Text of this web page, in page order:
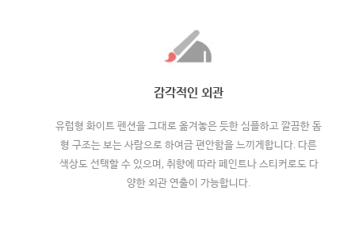
감각적인 외관
유럽형 화이트 펜션을 그대로 옮겨놓은 듯한 심플하고 깔끔한 돔
형 구조는 보는 사람으로 하여금 편안함을 느끼게합니다. 다른
색상도 선택할 수 있으며, 취향에 따라 페인트나 스티커로도 다
양한 외관 연출이 가능합니다.